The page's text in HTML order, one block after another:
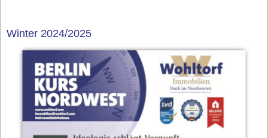
Winter 2024/2025